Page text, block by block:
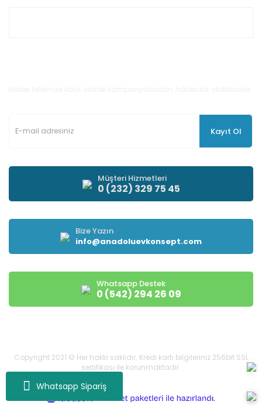
Whatsapp Sipariş
Kayıt Ol
Müşteri Hizmetleri
0 (232) 329 75 45
Bize Yazın
info@anadoluevkonsept.com
Whatsapp Destek
0 (542) 294 26 09
Copyright 2021 © Her hakkı saklıdır. Kredi kartı bilgileriniz 256bit SSL
sertifikası ile korunmaktadır.
e-